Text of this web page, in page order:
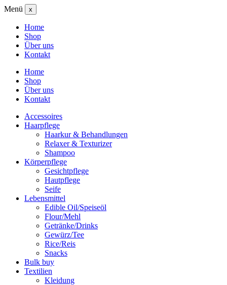
Menü x
Home
Shop
Über uns
Kontakt
Home
Shop
Über uns
Kontakt
Accessoires
Haarpflege
Haarkur & Behandlungen
Relaxer & Texturizer
Shampoo
Körperpflege
Gesichtpflege
Hautpflege
Seife
Lebensmittel
Edible Oil/Speiseöl
Flour/Mehl
Getränke/Drinks
Gewürz/Tee
Rice/Reis
Snacks
Bulk buy
Textilien
Kleidung